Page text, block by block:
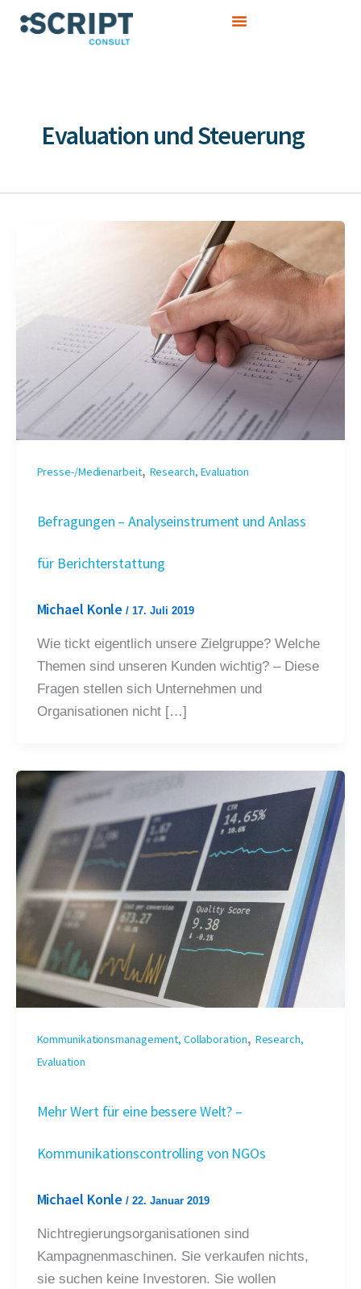
Inhalt
Evaluation und Steuerung
Presse-/Medienarbeit, Research, Evaluation
Befragungen – Analyseinstrument und Anlass
für Berichterstattung
Michael Konle/17. Juli 2019
Wie tickt eigentlich unsere Zielgruppe? Welche
Themen sind unseren Kunden wichtig? – Diese
Fragen stellen sich Unternehmen und
Organisationen nicht […]
Kommunikationsmanagement, Collaboration, Research,
Evaluation
Mehr Wert für eine bessere Welt? –
Kommunikationscontrolling von NGOs
Michael Konle/22. Januar 2019
Nichtregierungsorganisationen sind
Kampagnenmaschinen. Sie verkaufen nichts,
sie suchen keine Investoren. Sie wollen